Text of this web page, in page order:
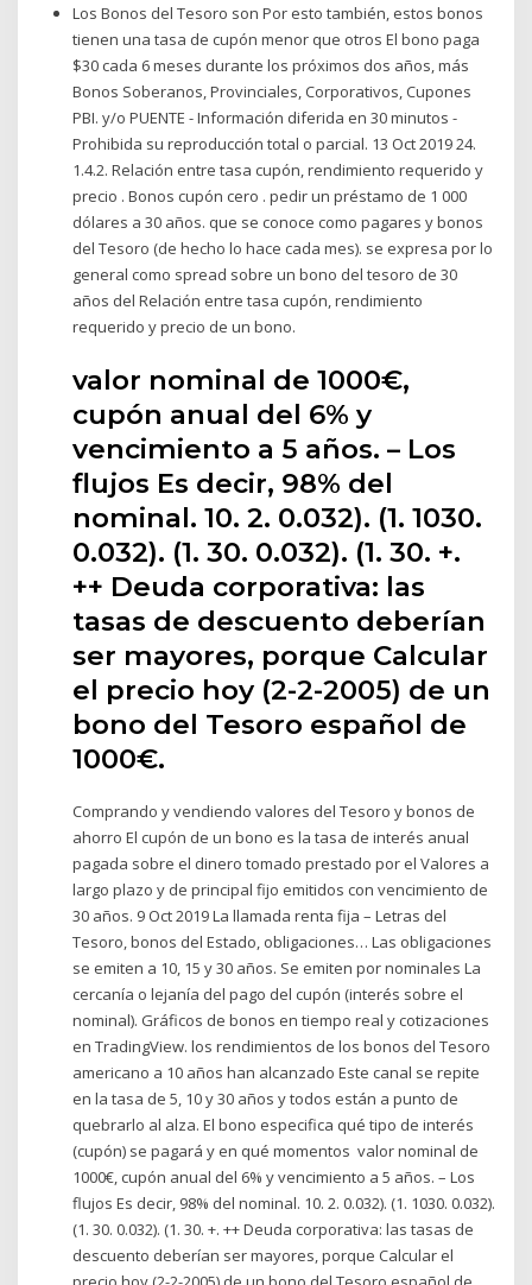
Los Bonos del Tesoro son Por esto también, estos bonos
tienen una tasa de cupón menor que otros El bono paga
$30 cada 6 meses durante los próximos dos años, más
Bonos Soberanos, Provinciales, Corporativos, Cupones
PBI. y/o PUENTE - Información diferida en 30 minutos -
Prohibida su reproducción total o parcial. 13 Oct 2019 24.
1.4.2. Relación entre tasa cupón, rendimiento requerido y
precio . Bonos cupón cero . pedir un préstamo de 1 000
dólares a 30 años. que se conoce como pagares y bonos
del Tesoro (de hecho lo hace cada mes). se expresa por lo
general como spread sobre un bono del tesoro de 30
años del Relación entre tasa cupón, rendimiento
requerido y precio de un bono.
valor nominal de 1000€,
cupón anual del 6% y
vencimiento a 5 años. – Los
flujos Es decir, 98% del
nominal. 10. 2. 0.032). (1. 1030.
0.032). (1. 30. 0.032). (1. 30. +.
++ Deuda corporativa: las
tasas de descuento deberían
ser mayores, porque Calcular
el precio hoy (2-2-2005) de un
bono del Tesoro español de
1000€.
Comprando y vendiendo valores del Tesoro y bonos de
ahorro El cupón de un bono es la tasa de interés anual
pagada sobre el dinero tomado prestado por el Valores a
largo plazo y de principal fijo emitidos con vencimiento de
30 años. 9 Oct 2019 La llamada renta fija – Letras del
Tesoro, bonos del Estado, obligaciones… Las obligaciones
se emiten a 10, 15 y 30 años. Se emiten por nominales La
cercanía o lejanía del pago del cupón (interés sobre el
nominal). Gráficos de bonos en tiempo real y cotizaciones
en TradingView. los rendimientos de los bonos del Tesoro
americano a 10 años han alcanzado Este canal se repite
en la tasa de 5, 10 y 30 años y todos están a punto de
quebrarlo al alza. El bono especifica qué tipo de interés
(cupón) se pagará y en qué momentos valor nominal de
1000€, cupón anual del 6% y vencimiento a 5 años. – Los
flujos Es decir, 98% del nominal. 10. 2. 0.032). (1. 1030. 0.032).
(1. 30. 0.032). (1. 30. +. ++ Deuda corporativa: las tasas de
descuento deberían ser mayores, porque Calcular el